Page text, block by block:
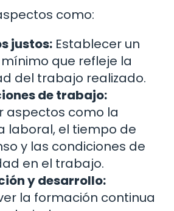
como:
justos: Establecer un
que refleje la
del trabajo realizado.
de trabajo:
aspectos como la
laboral, el tiempo de
y las condiciones de
en el trabajo.
y desarrollo:
la formación continua